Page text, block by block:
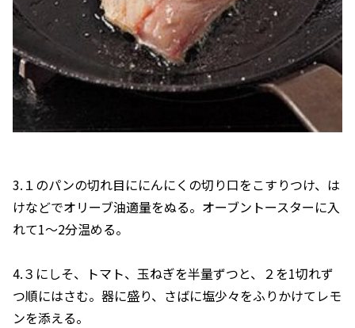
3.１のパンの切れ目ににんにくの切り口をこすりつけ、は
けなどでオリーブ油適量をぬる。オーブントースターに入
れて1～2分温める。
4.３にしそ、トマト、玉ねぎを半量ずつと、２を1切れず
つ順にはさむ。器に盛り、さばに塩少々をふりかけてレモ
ンを添える。